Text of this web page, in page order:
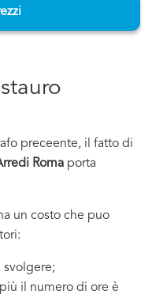
preceente, il fatto di
Roma porta
un costo che puo
svolgere;
il numero di ore è